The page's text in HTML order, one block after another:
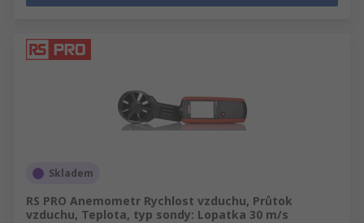
Skladem
RS PRO Anemometr Rychlost vzduchu, Průtok
vzduchu, Teplota, typ sondy: Lopatka 30 m/s